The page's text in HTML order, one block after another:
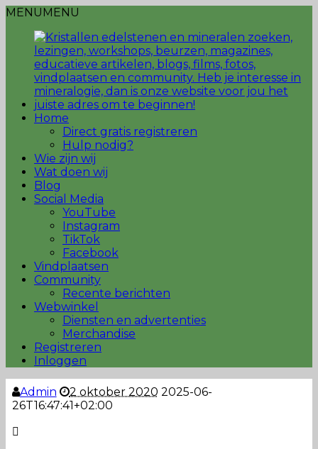
MENUMENU
Home
Direct gratis registreren
Hulp nodig?
Wie zijn wij
Wat doen wij
Blog
Social Media
YouTube
Instagram
TikTok
Facebook
Vindplaatsen
Community
Recente berichten
Webwinkel
Diensten en advertenties
Merchandise
Registreren
Inloggen
Admin 2 oktober 2020 2025-06-
26T16:47:41+02:00